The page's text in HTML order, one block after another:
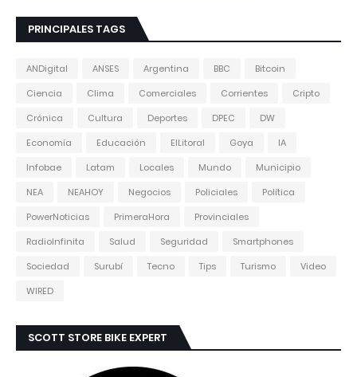
PRINCIPALES TAGS
ANDigital ANSES Argentina BBC
Bitcoin
Ciencia
Clima Comerciales Corrientes
Cripto
Crónica
Cultura Deportes DPEC
DW
Economía
Educación ElLitoral Goya
IA
Infobae
Latam Locales Mundo
Municipio
NEA
NEAHOY Negocios Policiales
Política
PowerNoticias
PrimeraHora
Provinciales
RadioInfinita
Salud Seguridad
Smartphones
Sociedad
Surubí Tecno Tips Turismo
Video
WIRED
SCOTT STORE BIKE EXPERT